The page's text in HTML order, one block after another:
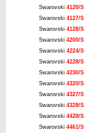
Swarovski 4120/S
Swarovski 4127/S
Swarovski 4128/S
Swarovski 4200/S
Swarovski 4224/S
Swarovski 4228/S
Swarovski 4230/S
Swarovski 4320/S
Swarovski 4327/S
Swarovski 4328/S
Swarovski 4428/S
Swarovski 4461/S